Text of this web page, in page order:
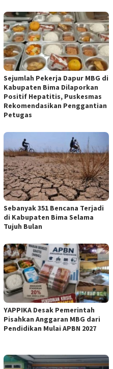
Sejumlah Pekerja Dapur MBG di
Kabupaten Bima Dilaporkan
Positif Hepatitis, Puskesmas
Rekomendasikan Penggantian
Petugas
Sebanyak 351 Bencana Terjadi
di Kabupaten Bima Selama
Tujuh Bulan
YAPPIKA Desak Pemerintah
Pisahkan Anggaran MBG dari
Pendidikan Mulai APBN 2027